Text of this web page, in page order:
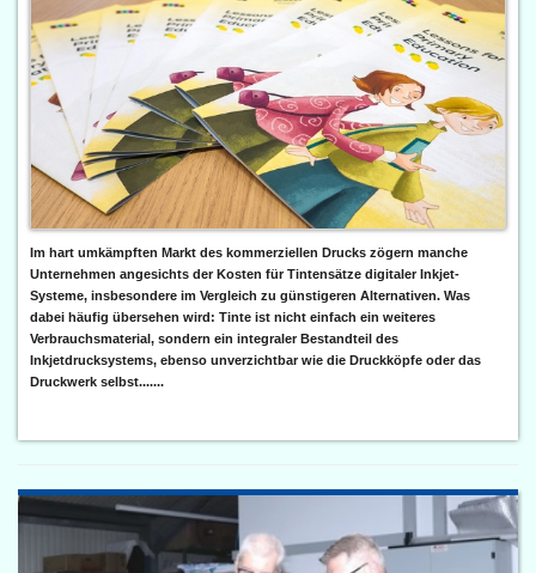
Im hart umkämpften Markt des kommerziellen Drucks zögern manche
Unternehmen angesichts der Kosten für Tintensätze digitaler Inkjet-
Systeme, insbesondere im Vergleich zu günstigeren Alternativen. Was
dabei häufig übersehen wird: Tinte ist nicht einfach ein weiteres
Verbrauchsmaterial, sondern ein integraler Bestandteil des
Inkjetdrucksystems, ebenso unverzichtbar wie die Druckköpfe oder das
Druckwerk selbst.......